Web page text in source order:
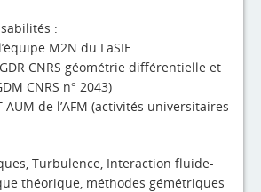
:
M2N du LaSIE
CNRS géométrie différentielle et
CNRS n° 2043)
AUM de l’AFM (activités universitaires
Turbulence, Interaction fluide-
théorique, méthodes gémétriques